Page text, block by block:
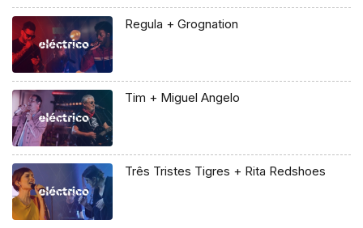
Regula + Grognation
Tim + Miguel Angelo
Três Tristes Tigres + Rita Redshoes